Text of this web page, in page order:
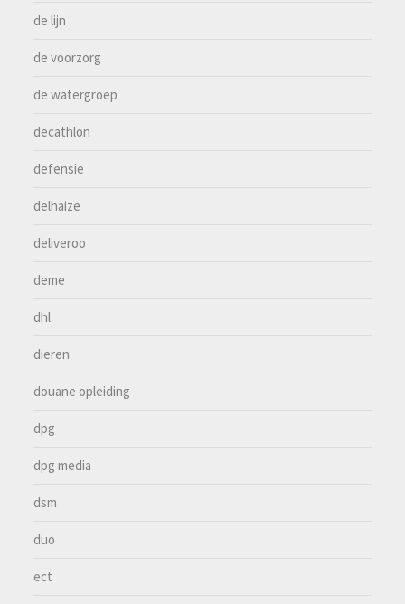
de lijn
de voorzorg
de watergroep
decathlon
defensie
delhaize
deliveroo
deme
dhl
dieren
douane opleiding
dpg
dpg media
dsm
duo
ect